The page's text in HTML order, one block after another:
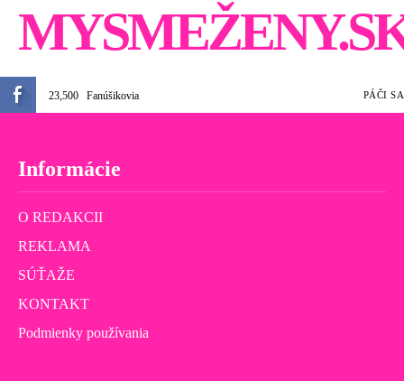
23,500 Fanúšikovia PÁČI SA
Informácie
O REDAKCII
REKLAMA
SÚŤAŽE
KONTAKT
Podmienky používania